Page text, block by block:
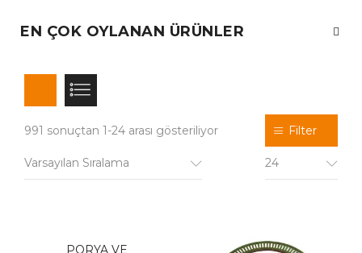
EN ÇOK OYLANAN ÜRÜNLER
991 sonuçtan 1-24 arası gösteriliyor Filter
Varsayılan Sıralama 24
PORYA VE